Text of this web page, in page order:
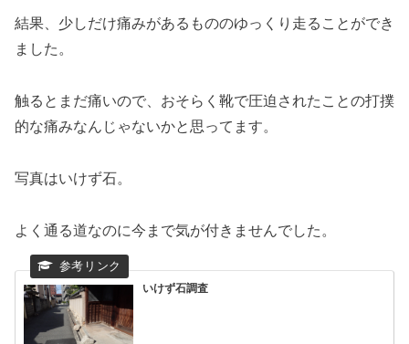
結果、少しだけ痛みがあるもののゆっくり走ることができ
ました。
触るとまだ痛いので、おそらく靴で圧迫されたことの打撲
的な痛みなんじゃないかと思ってます。
写真はいけず石。
よく通る道なのに今まで気が付きませんでした。
いけず石調査